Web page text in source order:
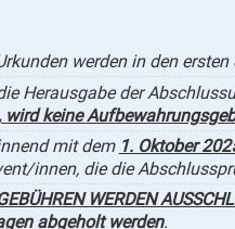
werden in den
Herausgabe der
wird keine
mit dem 1. Oktober
innen, die die
WERDEN
abgeholt werden.